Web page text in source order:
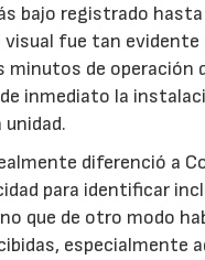
bajo registrado hasta
fue tan evidente
minutos de operación
inmediato la
unidad.
diferenció a
para identificar
que de otro modo
especialmente